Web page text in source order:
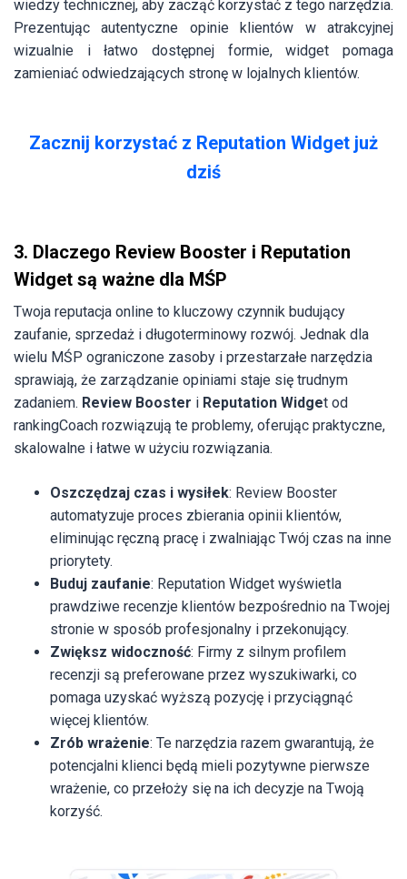
wiedzy technicznej, aby zacząć korzystać z tego narzędzia.
Prezentując autentyczne opinie klientów w atrakcyjnej
wizualnie i łatwo dostępnej formie, widget pomaga
zamieniać odwiedzających stronę w lojalnych klientów.
Zacznij korzystać z Reputation Widget już
dziś
3. Dlaczego Review Booster i Reputation
Widget są ważne dla MŚP
Twoja reputacja online to kluczowy czynnik budujący
zaufanie, sprzedaż i długoterminowy rozwój. Jednak dla
wielu MŚP ograniczone zasoby i przestarzałe narzędzia
sprawiają, że zarządzanie opiniami staje się trudnym
zadaniem. Review Booster i Reputation Widget od
rankingCoach rozwiązują te problemy, oferując praktyczne,
skalowalne i łatwe w użyciu rozwiązania.
Oszczędzaj czas i wysiłek: Review Booster
automatyzuje proces zbierania opinii klientów,
eliminując ręczną pracę i zwalniając Twój czas na inne
priorytety.
Buduj zaufanie: Reputation Widget wyświetla
prawdziwe recenzje klientów bezpośrednio na Twojej
stronie w sposób profesjonalny i przekonujący.
Zwiększ widoczność: Firmy z silnym profilem
recenzji są preferowane przez wyszukiwarki, co
pomaga uzyskać wyższą pozycję i przyciągnąć
więcej klientów.
Zrób wrażenie: Te narzędzia razem gwarantują, że
potencjalni klienci będą mieli pozytywne pierwsze
wrażenie, co przełoży się na ich decyzje na Twoją
korzyść.